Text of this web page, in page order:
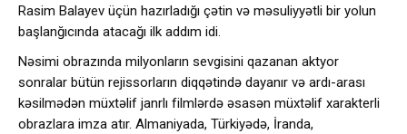
Rasim Balayev üçün hazırladığı çətin və məsuliyyətli bir yolun
başlanğıcında atacağı ilk addım idi.
Nəsimi obrazında milyonların sevgisini qazanan aktyor
sonralar bütün rejissorların diqqətində dayanır və ardı-arası
kəsilmədən müxtəlif janrlı filmlərdə əsasən müxtəlif xarakterli
obrazlara imza atır. Almaniyada, Türkiyədə, İranda,